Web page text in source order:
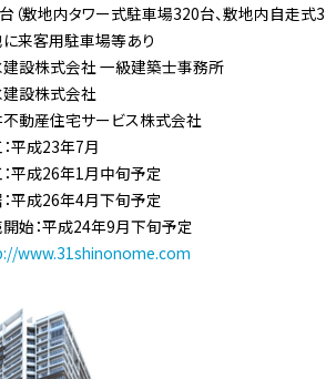
（敷地内タワー式駐車場320台、敷地内自走式3
来客用駐車場等あり
設株式会社 一級建築士事務所
設株式会社
動産住宅サービス株式会社
平成23年7月
平成26年1月中旬予定
平成26年4月下旬予定
始：平成24年9月下旬予定
www.31shinonome.com